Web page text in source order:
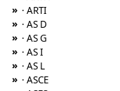
» · ARTI
» · AS D
» · AS G
» · AS I
» · AS L
» · ASCE